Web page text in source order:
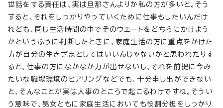
世話をする責任は、実は旦那さんよりか私の方が多いと。そう
すると、それをしっかりやっていくために仕事もしたいんだけ
れども、同じ生活時間の中でそのウエートをどちらにかけよう
かというふうに判断したときに、家庭生活の方に重点をかけた
方が自分の生きざまとしてはいいんじゃないかと思われたりす
ると、仕事の方になかなか力が出せないし、それを前提に今み
たいな職場環境のヒアリングなどでも、十分申し出ができない
と、そんなことが実は人事のところで起こるわけですね。そうい
う意味で、男女ともに家庭生活においても役割分担をしっかり